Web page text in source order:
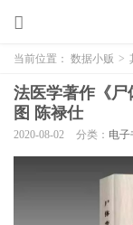
当前位置： 数据小贩 >
法医学著作《尸
图 陈禄仕
2020-08-02 分类： 电子